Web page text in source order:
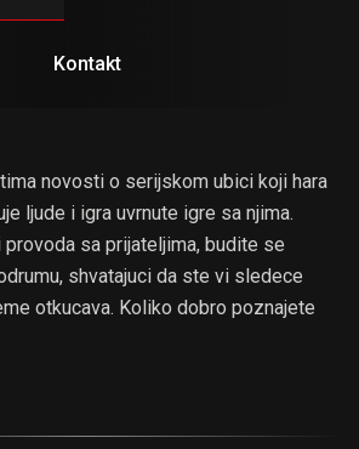
Kontakt
novosti o serijskom ubici koji hara
ljude i igra uvrnute igre sa njima.
sa prijateljima, budite se
shvatajuci da ste vi sledece
otkucava. Koliko dobro poznajete